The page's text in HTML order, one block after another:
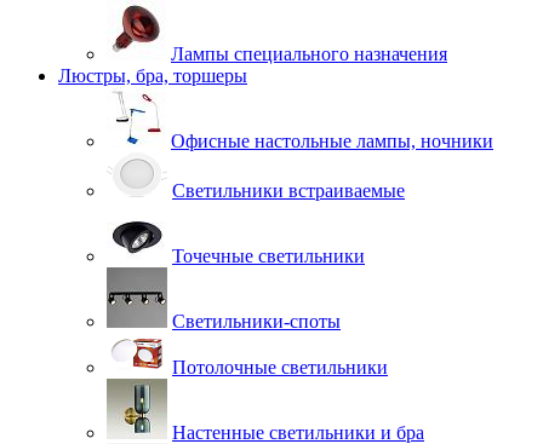
Лампы специального назначения
Люстры, бра, торшеры
Офисные настольные лампы, ночники
Светильники встраиваемые
Точечные светильники
Светильники-споты
Потолочные светильники
Настенные светильники и бра